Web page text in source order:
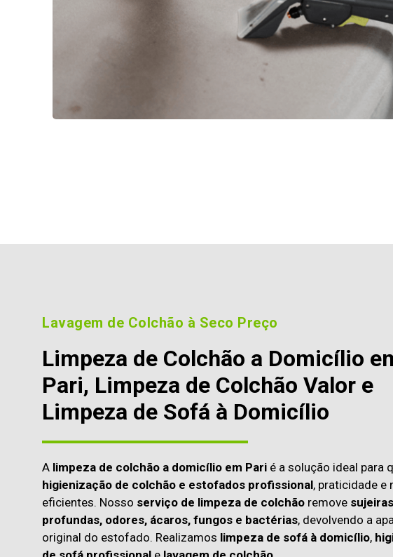
Lavagem de Colchão à Seco Preço
Limpeza de Colchão a Domicílio
Pari, Limpeza de Colchão Valor e
Limpeza de Sofá à Domicílio
A limpeza de colchão a domicílio em Pari é a solução ideal para
higienização de colchão e estofados profissional, praticidade e
eficientes. Nosso serviço de limpeza de colchão remove sujeiras
profundas, odores, ácaros, fungos e bactérias, devolvendo a
original do estofado. Realizamos limpeza de sofá à domicílio,